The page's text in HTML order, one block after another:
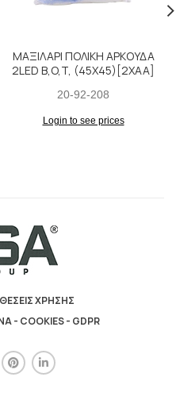
ΜΑΞΙΛΑΡΙ ΠΟΛΙΚΗ ΑΡΚΟΥΔΑ
2LED B,O,T, (45X45)[2XAA]
20-92-208
Login to see prices
ΧΡΗΣΗΣ
- COOKIES - GDPR